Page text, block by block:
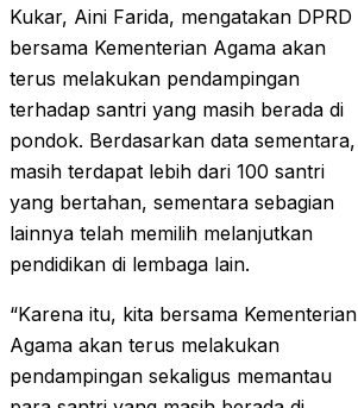
Kukar, Aini Farida, mengatakan DPRD
bersama Kementerian Agama akan
terus melakukan pendampingan
terhadap santri yang masih berada di
pondok. Berdasarkan data sementara,
masih terdapat lebih dari 100 santri
yang bertahan, sementara sebagian
lainnya telah memilih melanjutkan
pendidikan di lembaga lain.
“Karena itu, kita bersama Kementerian
Agama akan terus melakukan
pendampingan sekaligus memantau